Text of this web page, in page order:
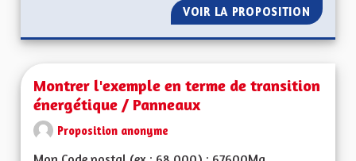
VOIR LA PROPOSITION
Montrer l'exemple en terme de transition
énergétique / Panneaux
Proposition anonyme